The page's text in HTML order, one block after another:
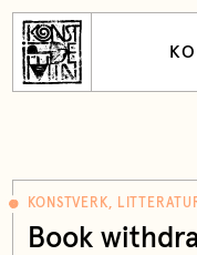
KONSTVERK,
Book